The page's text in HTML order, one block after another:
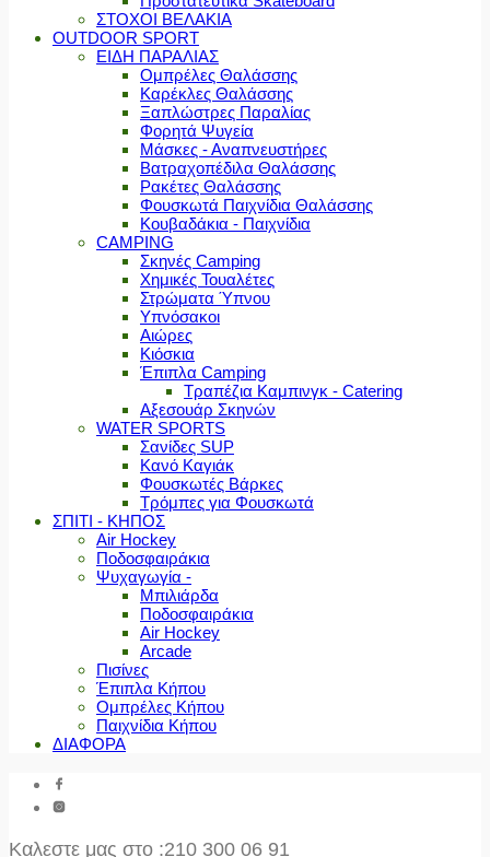
ΣΤΟΧΟΙ ΒΕΛΑΚΙΑ
OUTDOOR SPORT
ΕΙΔΗ ΠΑΡΑΛΙΑΣ
Ομπρέλες Θαλάσσης
Καρέκλες Θαλάσσης
Ξαπλώστρες Παραλίας
Φορητά Ψυγεία
Μάσκες - Αναπνευστήρες
Βατραχοπέδιλα Θαλάσσης
Ρακέτες Θαλάσσης
Φουσκωτά Παιχνίδια Θαλάσσης
Κουβαδάκια - Παιχνίδια
CAMPING
Σκηνές Camping
Χημικές Τουαλέτες
Στρώματα Ύπνου
Υπνόσακοι
Αιώρες
Κιόσκια
Έπιπλα Camping
Τραπέζια Καμπινγκ - Catering
Αξεσουάρ Σκηνών
WATER SPORTS
Σανίδες SUP
Κανό Καγιάκ
Φουσκωτές Βάρκες
Τρόμπες για Φουσκωτά
ΣΠΙΤΙ - ΚΗΠΟΣ
Air Hockey
Ποδοσφαιράκια
Ψυχαγωγία -
Μπιλιάρδα
Ποδοσφαιράκια
Air Hockey
Arcade
Πισίνες
Έπιπλα Κήπου
Ομπρέλες Κήπου
Παιχνίδια Κήπου
ΔΙΑΦΟΡΑ
Καλεστε μας στο :210 300 06 91